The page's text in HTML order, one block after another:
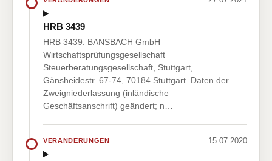
HRB 3439
HRB 3439: BANSBACH GmbH
Wirtschaftsprüfungsgesellschaft
Steuerberatungsgesellschaft, Stuttgart,
Gänsheidestr. 67-74, 70184 Stuttgart. Daten der
Zweigniederlassung (inländische
Geschäftsanschrift) geändert; n…
VERÄNDERUNGEN 15.07.2020